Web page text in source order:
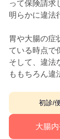
って保険請求
明らかに違法
胃や大腸の症
ている時点で
そして、違法
ももちろん違
初診/
大腸